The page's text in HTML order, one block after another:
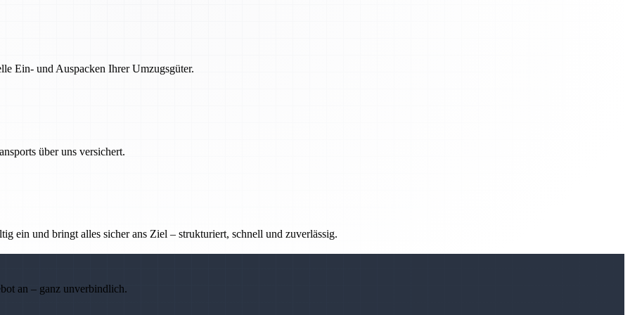
Ein- und Auspacken Ihrer Umzugsgüter.
über uns versichert.
ein und bringt alles sicher ans Ziel – strukturiert, schnell und zuverlässig.
an – ganz unverbindlich.